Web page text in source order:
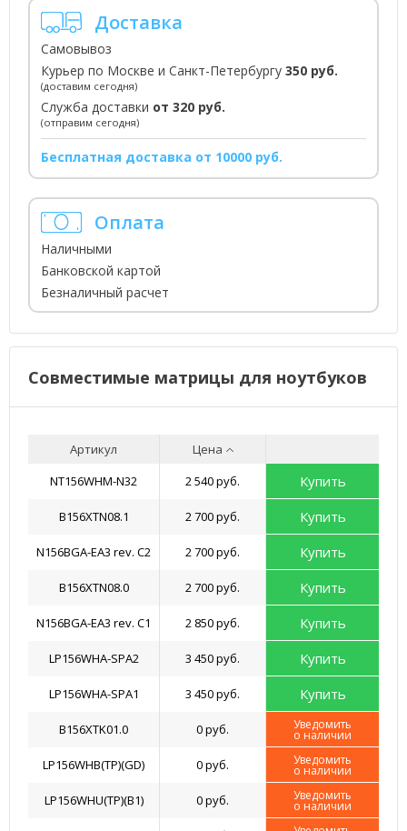
Доставка
Самовывоз
Курьер по Москве и Санкт-Петербургу 350 руб.
(доставим сегодня)
Служба доставки от 320 руб.
(отправим сегодня)
Бесплатная доставка от 10000 руб.
Оплата
Наличными
Банковской картой
Безналичный расчет
Совместимые матрицы для ноутбуков
Артикул
Цена
NT156WHM-N32
2 540 руб. Купить
B156XTN08.1 2 700 руб. Купить
N156BGA-EA3 rev. C2 2 700 руб. Купить
B156XTN08.0 2 700 руб. Купить
N156BGA-EA3 rev. C1 2 850 руб. Купить
LP156WHA-SPA2 3 450 руб. Купить
LP156WHA-SPA1 3 450 руб. Купить
B156XTK01.0 0 руб. Уведомить
о наличии
LP156WHB(TP)(GD) 0 руб. Уведомить
о наличии
LP156WHU(TP)(B1) 0 руб. Уведомить
о наличии